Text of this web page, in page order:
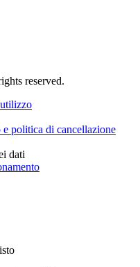
reserved.
politica di cancellazione
dati